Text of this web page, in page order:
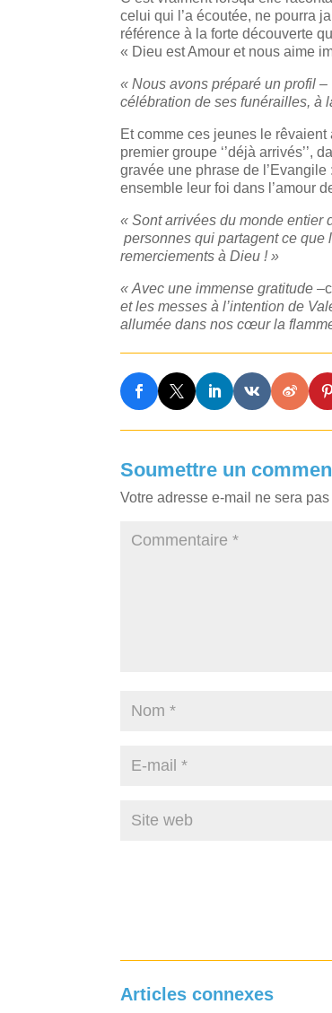
celui qui l’a écoutée, ne pourra
référence à la forte découverte
« Dieu est Amour et nous aime
« Nous avons préparé un profil –
célébration de ses funérailles, à
Et comme ces jeunes le
premier groupe ‘’déjà
gravée une phrase de
ensemble leur foi dans l’amour
« Sont arrivées du monde entier
personnes qui partagent ce
remerciements à Dieu ! »
« Avec une immense gratitude –
et les messes à l’intention de
allumée dans nos cœur la
Soumettre un
Votre adresse e-mail ne sera
Articles connexes